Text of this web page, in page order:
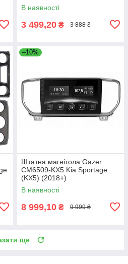
В наявності
3 499,20 ₴ 3 888 ₴
–10%
Штатна магнітола Gazer
CM6509-KX5 Kia Sportage
(KX5) (2018+)
В наявності
8 999,10 ₴ 9 999 ₴
ще